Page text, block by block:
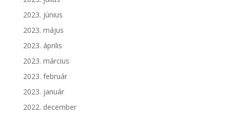
2023. június
2023. május
2023. április
2023. március
2023. február
2023. január
2022. december